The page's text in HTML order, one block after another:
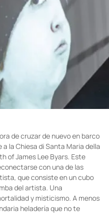
de cruzar de nuevo en barco
la Chiesa di Santa Maria della
of James Lee Byars. Este
con una de las
que consiste en un cubo
del artista. Una
y misticismo. A menos
heladería que no te